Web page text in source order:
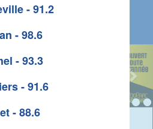
- 91.2
- 98.6
- 93.3
- 91.6
- 88.6